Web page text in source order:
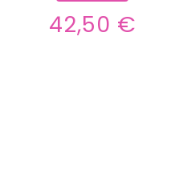
42,50 €